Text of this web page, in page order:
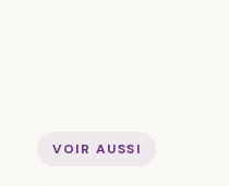
VOIR AUSSI